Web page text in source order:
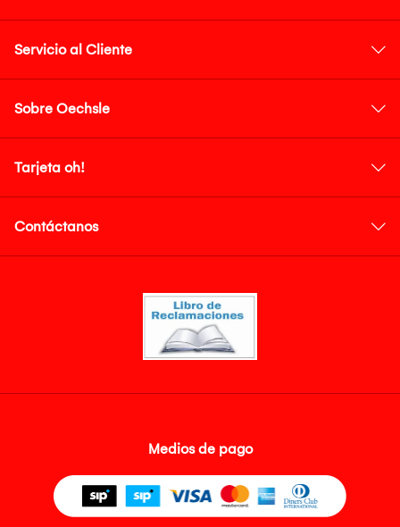
Servicio al Cliente
Sobre Oechsle
Tarjeta oh!
Contáctanos
Medios de pago